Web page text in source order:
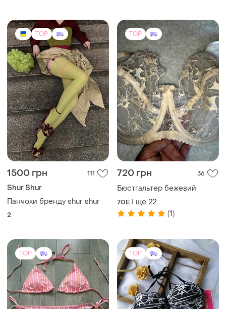
TOP
1500 грн 111
Shur Shur
Панчохи бренду shur shur
2
TOP
720 грн 36
Бюстгальтер бежевий
70E і ще 22
(1)
TOP TOP